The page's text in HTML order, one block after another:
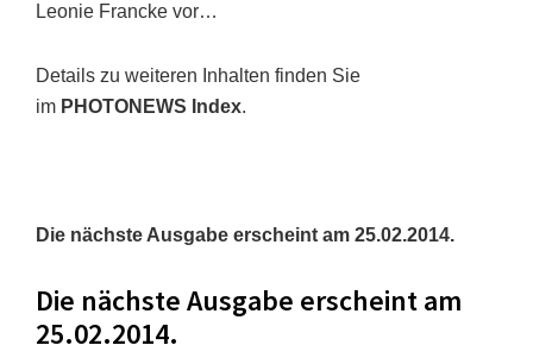
Leonie Francke vor…
Details zu weiteren Inhalten finden Sie
im PHOTONEWS Index.
Die nächste Ausgabe erscheint am 25.02.2014.
Die nächste Ausgabe erscheint am
25.02.2014.